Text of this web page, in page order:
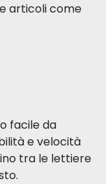
articoli come
facile da
e velocità
tra le lettiere